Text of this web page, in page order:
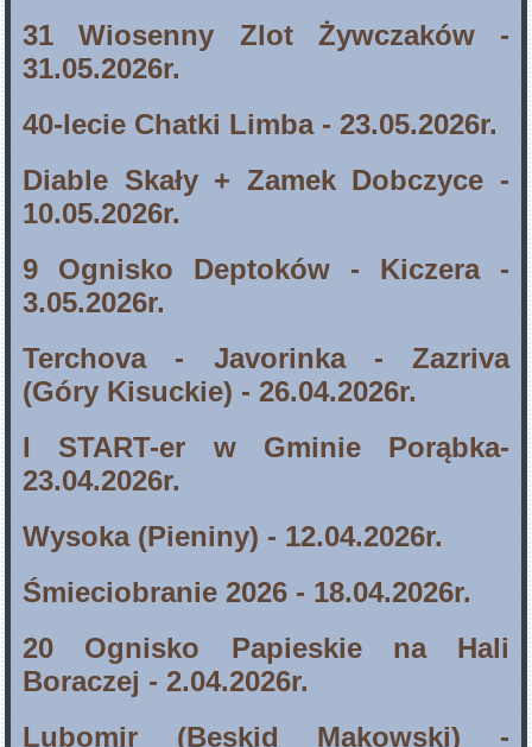
31 Wiosenny Zlot Żywczaków -
31.05.2026r.
40-lecie Chatki Limba - 23.05.2026r.
Diable Skały + Zamek Dobczyce -
10.05.2026r.
9 Ognisko Deptoków - Kiczera -
3.05.2026r.
Terchova - Javorinka - Zazriva
(Góry Kisuckie) - 26.04.2026r.
I START-er w Gminie Porąbka-
23.04.2026r.
Wysoka (Pieniny) - 12.04.2026r.
Śmieciobranie 2026 - 18.04.2026r.
20 Ognisko Papieskie na Hali
Boraczej - 2.04.2026r.
Lubomir (Beskid Makowski) -